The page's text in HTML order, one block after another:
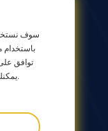
سوف
باستخدام
توافق
يمكنك رفض استخدام موقع الويب لملفات تعريف الارتباط.